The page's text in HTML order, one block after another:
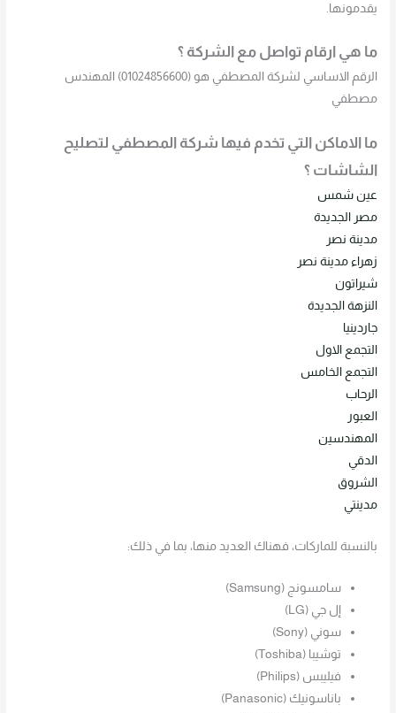
يقدمونها.
ما هي ارقام تواصل مع الشركة ؟
الرقم الاساسي لشركة المصطفي هو (01024856600) المهندس
مصطفي
ما الاماكن التي تخدم فيها شركة المصطفي لتصليح
الشاشات ؟
عين شمس
مصر الجديدة
مدينة نصر
زهراء مدينة نصر
شيراتون
النزهة الجديدة
جاردينيا
التجمع الاول
التجمع الخامس
الرحاب
العبور
المهندسين
الدقي
الشروق
مدينتي
بالنسبة للماركات، فهناك العديد منها، بما في ذلك:
سامسونج (Samsung)
إل جي (LG)
سوني (Sony)
توشيبا (Toshiba)
فيليبس (Philips)
باناسونيك (Panasonic)